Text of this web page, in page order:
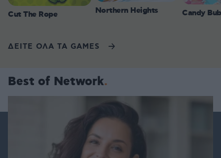
Cut The Rope Northern Heights Candy
ΔΕΙΤΕ ΟΛΑ ΤΑ GAMES
Best of Network